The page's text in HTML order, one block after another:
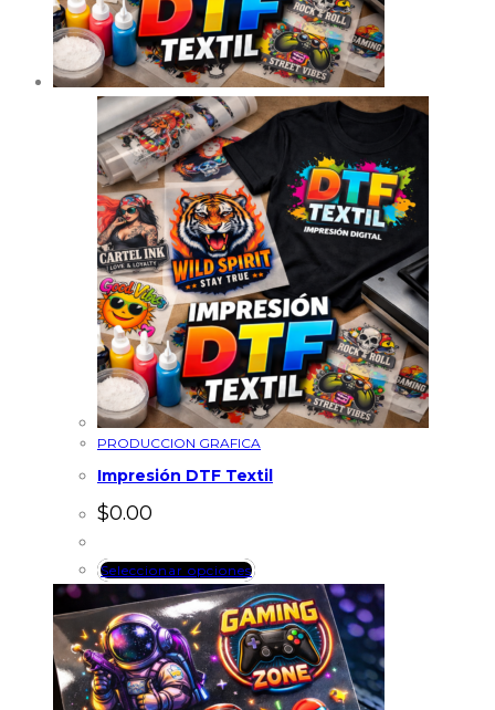
PRODUCCION GRAFICA
Impresión DTF Textil
$0.00
Seleccionar opciones